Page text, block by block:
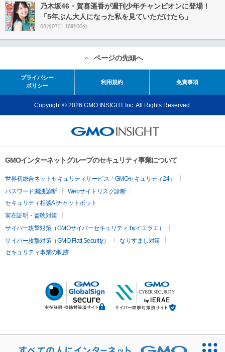
乃木坂46・賀喜遥香が週刊少年チャンピオンに登場！
「5年ぶん大人になった私を見ていただけたら」
08月07日 18時00分
ページの先頭へ
プライバシー
ポリシー
利用規約 免責事項
Copyright © 2026 GMO INSIGHT Inc. All Rights Reserved.
GMOインターネットグループのセキュリティ事業について
世界初総合ネットセキュリティサービス「GMOセキュリティ24」
パスワード漏洩診断
Webサイトリスク診断
セキュリティ相談AIチャットボット
実在証明・盗聴対策
サイバー攻撃対策（GMOサイバーセキュリティ byイエラエ）
サイバー攻撃対策（GMO Flatt Security）
なりすまし対策
セキュリティ事業の軌跡